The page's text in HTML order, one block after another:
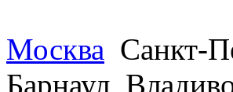
Москва Санкт-
Барнаул